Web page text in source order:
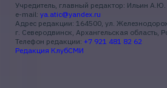
Учредитель, главный редактор: Ильин А.Ю.
e-mail: ya.atic@yandex.ru
Адрес редакции: 164500, ул.
г. Северодвинск, Архангельская область,
Телефон редакции: +7 921 481 82 62
Редакция КлубСМИ